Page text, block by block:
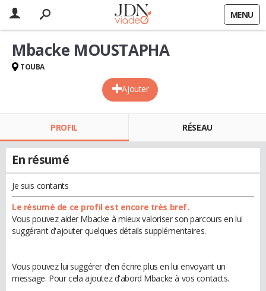
MENU
Ajouter
Mbacke MOUSTAPHA
TOUBA
PROFIL RÉSEAU
En résumé
Je suis contants
Le résumé de ce profil est encore très bref.
Vous pouvez aider Mbacke à mieux valoriser son parcours en lui
suggérant d'ajouter quelques détails supplémentaires.
Vous pouvez lui suggérer d'en écrire plus en lui envoyant un
message. Pour cela ajoutez d'abord Mbacke à vos contacts.